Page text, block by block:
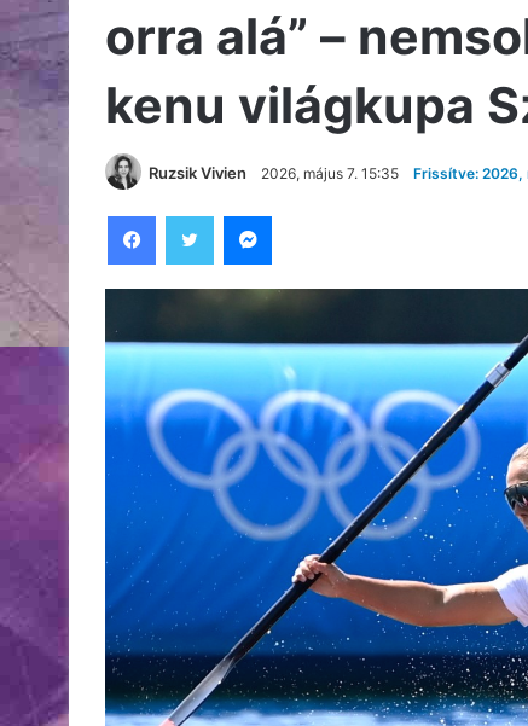
orra alá” –
kenu világkupa
Ruzsik Vivien 2026, május 7. 15:35 Frissítve: 2026,